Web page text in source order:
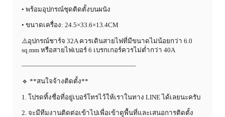
• พร้อมอุปกรณ์ชุดติดตั้งบนผนัง
• ขนาดเครื่อง: 24.5×33.6×13.4CM
⚠️อุปกรณ์ชาร์จ 32A ควรเดินสายไฟที่มีขนาดไม่น้อยกว่า 6.0
sq.mm หรือสายไฟเบอร์ 6 เบรกเกอร์ควรไม่ต่ำกว่า 40A
—————————————————–
🔹 **สนใจจ้างติดตั้ง**
1. โปรดทิ้งชื่อที่อยู่เบอร์โทรไว้ให้เราในทาง LINE ได้เลยนะครับ
2. จะมีทีมงานติดต่อเข้าไปเพื่อเข้าดูพื้นที่และเสนอการติดตั้ง